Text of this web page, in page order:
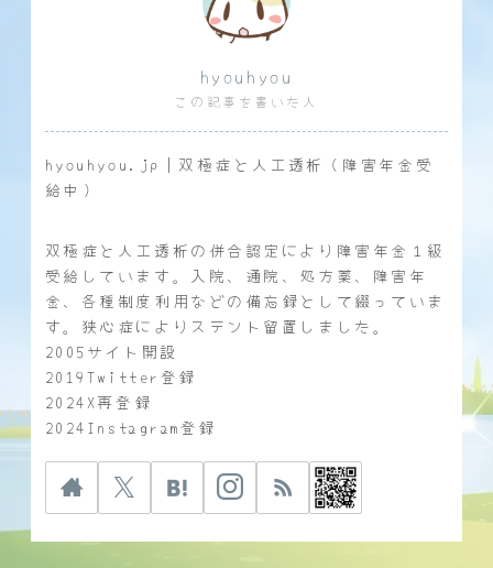
hyouhyou
この記事を書いた人
hyouhyou.jp｜双極症と人工透析（障害年金受
給中）
双極症と人工透析の併合認定により障害年金１級
受給しています。入院、通院、処方薬、障害年
金、各種制度利用などの備忘録として綴っていま
す。狭心症によりステント留置しました。
2005サイト開設
2019Twitter登録
2024X再登録
2024Instagram登録